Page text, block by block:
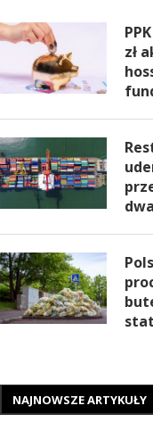
zł
NAJNOWSZE ARTYKUŁY